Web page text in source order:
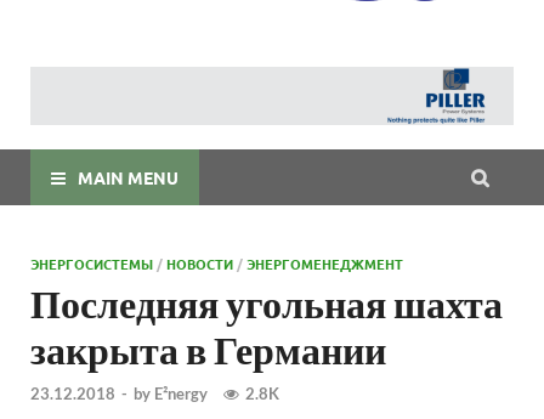
MAIN MENU
ЭНЕРГОСИСТЕМЫ /НОВОСТИ /ЭНЕРГОМЕНЕДЖМЕНТ
Последняя угольная шахта
закрыта в Германии
23.12.2018 - by E²nergy 2.8K